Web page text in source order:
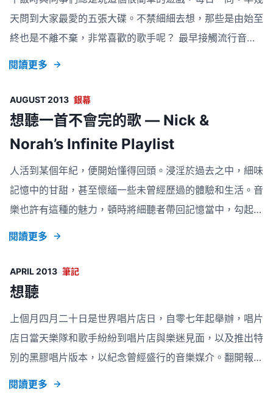
「一套成功的電影，背後總有偉大的配樂。」 久石讓的配
樂，讓宮崎駿的電影增添很多色彩。單是《龍貓》的配樂，
久石讓所言：「本身就已經具備完整性，可以單獨欣賞而令
聽眾感動。」但那完整性，卻跟電
天問到大家最愛的五張大碟。不禁細細去想，那些是由始至
終也是不離不棄，非常喜歡的歌手呢？ 最早接觸流行音樂
的時候，差不多就是 U87 的時候。找來精選《我的最好時
直到現在不論如何也是不離不棄，演唱會不能不看，唱片也
是喜歡便立即買，但話說回頭，其實我這個小粉絲還不太
粉，舊歌還是聽著精選，錯失了不少冷門歌。這個樂壇天
皇，當了十年，恐怕還要再過多十年再有人敢問鼎。 記不
起哪首是我聽的第一首歌了，但發掘 Beatles 這段音樂旅
程也是十分有趣。有些歌不以為然，卻在某些特別時刻，聽
得特別有感覺。要數最
閱讀更多
AUGUST 2013 銀幕
想聽一首不會完的歌 — Nick &
Norah’s Infinite Playlist
人活到某個年紀，便開始懂得回頭。浸淫於過去之中，細味
記憶中的甘甜，甚至懷緬一些未曾經歷過的體驗和生活。音
樂也許有這種的魅力，頓時將細聽者帶回記憶當中，勾起了
夢，勾起了細節，勾起很久沒有再想過的人。被樂韻牽引
和她在一場 GIG 中相識，兩人更在城市裡東奔西走，只為
去看一隊名氣很高卻不知在哪演出的 BAND。他說：「這
呢！」兩人沒有更多話要說，只是更高興找到自己音樂的
Soulmate。有誰不喜歡找到個跟自已品味相同的伴侶，但
那句「最愛的樂隊」，只怕說得太過兒戲吧。 有個故事是
這樣開始的，男子要在森
閱讀更多
APRIL 2013 筆記
想聽
上個月四月二十日是世界唱片店日，自零七年起舉辦，唱片
店日當天樂隊和歌手紛紛到唱片店與樂迷見面，以及推出特
別的黑膠唱片版本，以紀念曾經盛行的音樂媒介。翻開報章
的專題，訪問本港樓上唱片店的老闆，他說：「現時的小朋
閱讀更多